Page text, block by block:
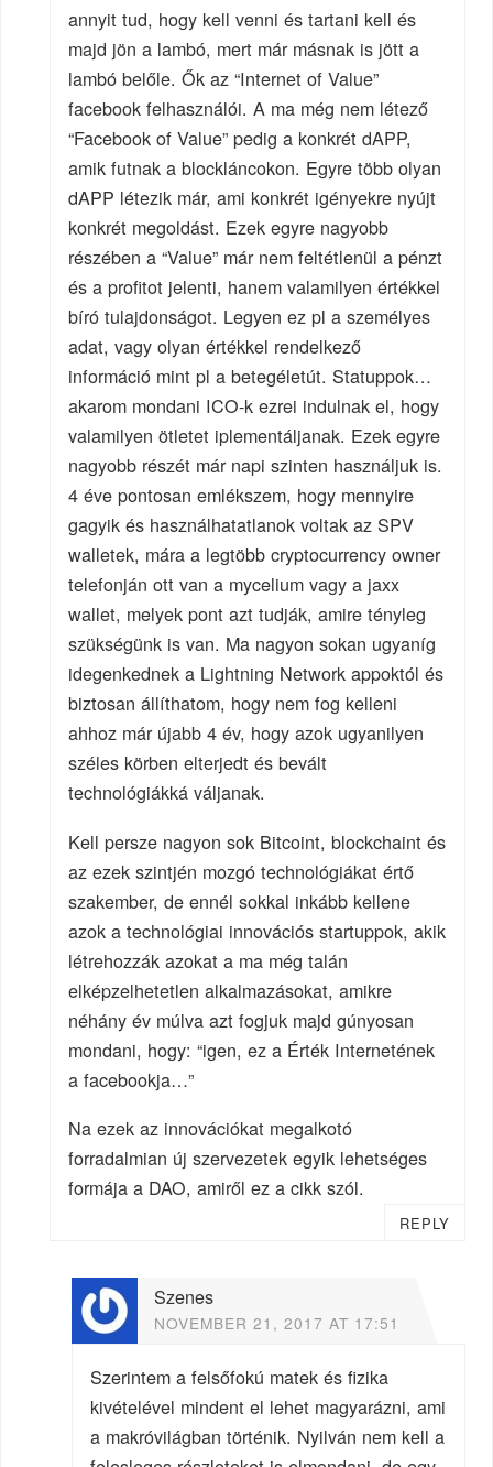
annyit tud, hogy kell venni és tartani kell és
majd jön a lambó, mert már másnak is jött a
lambó belőle. Ők az “Internet of Value”
facebook felhasználói. A ma még nem létező
“Facebook of Value” pedig a konkrét dAPP,
amik futnak a blockláncokon. Egyre több olyan
dAPP létezik már, ami konkrét igényekre nyújt
konkrét megoldást. Ezek egyre nagyobb
részében a “Value” már nem feltétlenül a pénzt
és a profitot jelenti, hanem valamilyen értékkel
bíró tulajdonságot. Legyen ez pl a személyes
adat, vagy olyan értékkel rendelkező
információ mint pl a betegéletút. Statuppok…
akarom mondani ICO-k ezrei indulnak el, hogy
valamilyen ötletet iplementáljanak. Ezek egyre
nagyobb részét már napi szinten használjuk is.
4 éve pontosan emlékszem, hogy mennyire
gagyik és használhatatlanok voltak az SPV
walletek, mára a legtöbb cryptocurrency owner
telefonján ott van a mycelium vagy a jaxx
wallet, melyek pont azt tudják, amire tényleg
szükségünk is van. Ma nagyon sokan ugyaníg
idegenkednek a Lightning Network appoktól és
biztosan állíthatom, hogy nem fog kelleni
ahhoz már újabb 4 év, hogy azok ugyanilyen
széles körben elterjedt és bevált
technológiákká váljanak.
Kell persze nagyon sok Bitcoint, blockchaint és
az ezek szintjén mozgó technológiákat értő
szakember, de ennél sokkal inkább kellene
azok a technológiai innovációs startuppok, akik
létrehozzák azokat a ma még talán
elképzelhetetlen alkalmazásokat, amikre
néhány év múlva azt fogjuk majd gúnyosan
mondani, hogy: “igen, ez a Érték Internetének
a facebookja…”
Na ezek az innovációkat megalkotó
forradalmian új szervezetek egyik lehetséges
formája a DAO, amiről ez a cikk szól.
REPLY
Szenes
NOVEMBER 21, 2017 AT 17:51
Szerintem a felsőfokú matek és fizika
kivételével mindent el lehet magyarázni, ami
a makróvilágban történik. Nyilván nem kell a